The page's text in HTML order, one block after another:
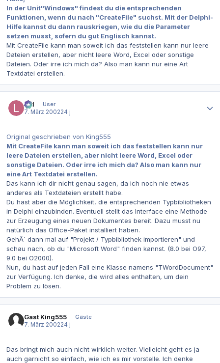
In der Unit"Windows" findest du die entsprechenden
Funktionen, wenn du nach "CreateFile" suchst. Mit der Delphi-
Hilfe kannst du dann rauskriegen, wie du die Parameter
setzen musst, sofern du gut Englisch kannst.
Mit CreateFile kann man soweit ich das feststellen kann nur leere
Dateien erstellen, aber nicht leere Word, Excel oder sonstige
Dateien. Oder irre ich mich da? Also man kann nur eine Art
Textdatei erstellen.
lpd
User
7. März 200224 j
Original geschrieben von King555
Mit CreateFile kann man soweit ich das feststellen kann nur
leere Dateien erstellen, aber nicht leere Word, Excel oder
sonstige Dateien. Oder irre ich mich da? Also man kann nur
eine Art Textdatei erstellen.
Das kann ich dir nicht genau sagen, da ich noch nie etwas
anderes als Textdateien erstellt habe.
Du hast aber die Möglichkeit, die entsprechenden Typbibliotheken
in Delphi einzubinden. Eventuell stellt das Interface eine Methode
zur Erzeugung eines neuen Dokumentes bereit. Dazu musst nu
natürlich das Office-Paket installiert haben.
GehÂ´ dann mal auf "Projekt / Typbibliothek importieren" und
schau nach, ob du "Microsoft Word" finden kannst. (8.0 bei O97,
9.0 bei O2000).
Nun, du hast auf jeden Fall eine Klasse namens "TWordDocument"
zur Verfügung. Ich denke, die wird alles enthalten, um dein
Problem zu lösen.
Gast King555
Gäste
7. März 200224 j
Das bringt mich auch nicht wirklich weiter. Vielleicht geht es ja
auch garnicht so einfach, wie ich es mir vorstelle. Ich denke